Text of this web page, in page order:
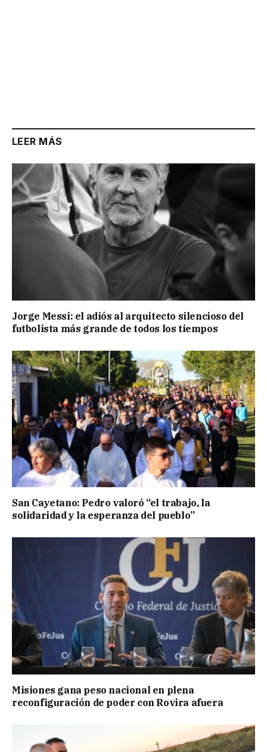
LEER MÁS
Jorge Messi: el adiós al arquitecto silencioso del
futbolista más grande de todos los tiempos
San Cayetano: Pedro valoró “el trabajo, la
solidaridad y la esperanza del pueblo”
Misiones gana peso nacional en plena
reconfiguración de poder con Rovira afuera